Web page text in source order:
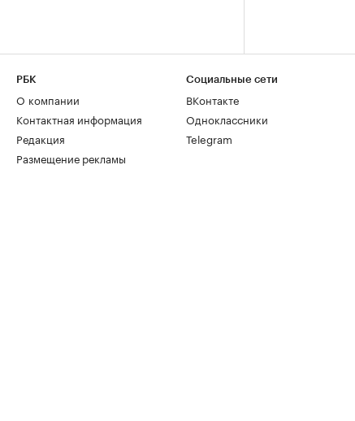
РБК
О компании
Контактная информация
Редакция
Размещение рекламы
Социальные сети
ВКонтакте
Одноклассники
Telegram